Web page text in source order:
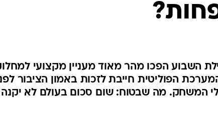
השבוע הפכו מהר מאוד מעניין מקצועי
הפוליטית חייבת לזכות באמון הציבור
המשחק. מה שבטוח: שום סכום בעולם לא יקנה